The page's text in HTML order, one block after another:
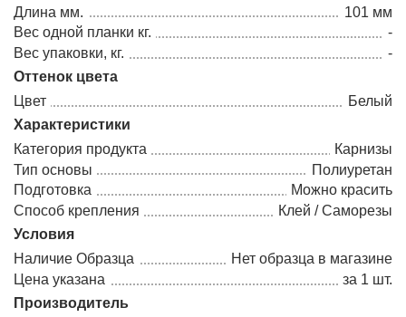
Длина мм.
101 мм
Вес одной планки кг.
-
Вес упаковки, кг.
-
Оттенок цвета
Цвет
Белый
Характеристики
Категория продукта
Карнизы
Тип основы
Полиуретан
Подготовка
Можно красить
Способ крепления
Клей / Саморезы
Условия
Наличие Образца
Нет образца в магазине
Цена указана
за 1 шт.
Производитель